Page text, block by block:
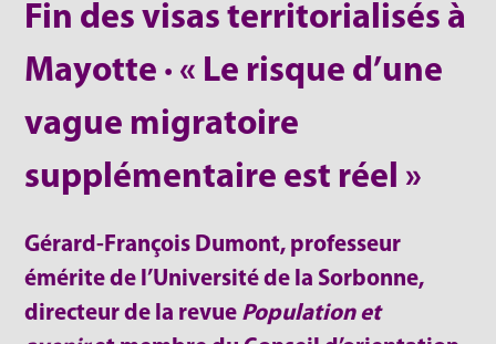
Fin des visas territorialisés à
Mayotte · « Le risque d’une
vague migratoire
supplémentaire est réel »
Gérard-François Dumont, professeur
émérite de l’Université de la Sorbonne,
directeur de la revue Population et